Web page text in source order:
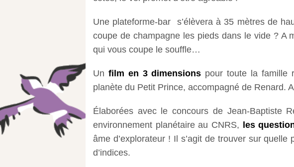
Une plateforme-bar s’élèvera à 35 mètres de
coupe de champagne les pieds dans le vide ? A
qui vous coupe le souffle…
Un film en 3 dimensions pour toute la famille
planète du Petit Prince, accompagné de Renard.
Élaborées avec le concours de Jean-Baptiste
environnement planétaire au CNRS,
les
âme d’explorateur ! Il s’agit de trouver sur
d’indices.